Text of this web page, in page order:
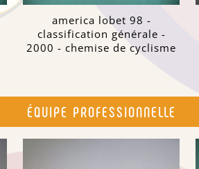
america lobet 98 -
classification générale -
2000 - chemise de cyclisme
ÉQUIPE PROFESSIONNELLE